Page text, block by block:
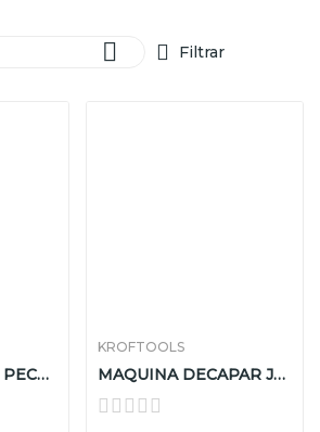
 Filtrar
MAQUINA LAVAR PECAS ELÉTRICA 150L
KROFTOOLS
MAQUINA DECAPAR JATO AREIA 220LTR